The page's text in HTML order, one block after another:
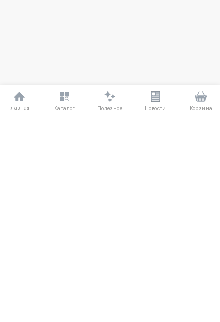
Главная Каталог Полезное Новости Корзина